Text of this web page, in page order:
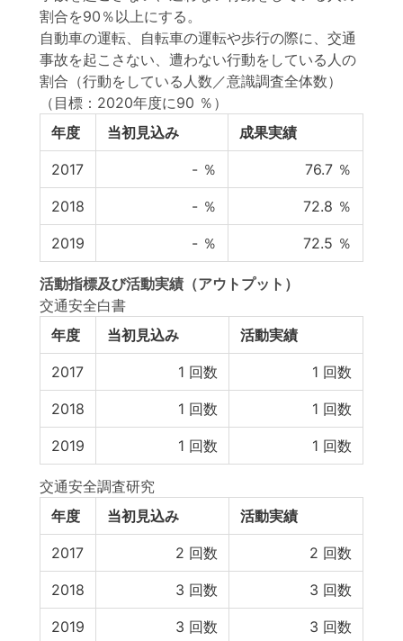
割合を90％以上にする。
自動車の運転、自転車の運転や歩行の際に、交通
事故を起こさない、遭わない行動をしている人の
割合（行動をしている人数／意識調査全体数）
（目標：2020年度に90 ％）
年度
当初見込み 成果実績
2017 - ％ 76.7 ％
2018 - ％ 72.8 ％
2019 - ％ 72.5 ％
活動指標及び活動実績 （アウトプット）
交通安全白書
年度
当初見込み 活動実績
2017 1 回数 1 回数
2018 1 回数 1 回数
2019 1 回数 1 回数
交通安全調査研究
年度
当初見込み 活動実績
2017 2 回数 2 回数
2018 3 回数 3 回数
2019 3 回数 3 回数